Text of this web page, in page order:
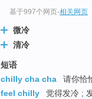
基于997个网页-相关网页
微冷
清冷
短语
chilly cha cha
请你恰
feel chilly
觉得发冷 ;